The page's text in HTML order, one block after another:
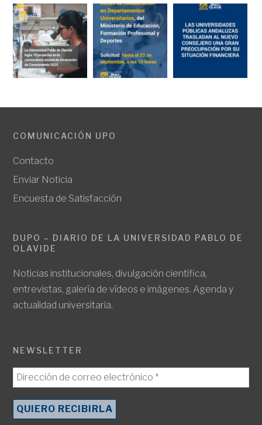
COMUNICACIÓN UPO
Contacto
Enviar Noticia
Encuesta de Satisfacción
DUPO – DIARIO DE LA UNIVERSIDAD PABLO DE
OLAVIDE
Noticias institucionales, divulgación científica,
entrevistas, galería de vídeos e imágenes. Agenda y
actualidad universitaria.
NEWSLETTER